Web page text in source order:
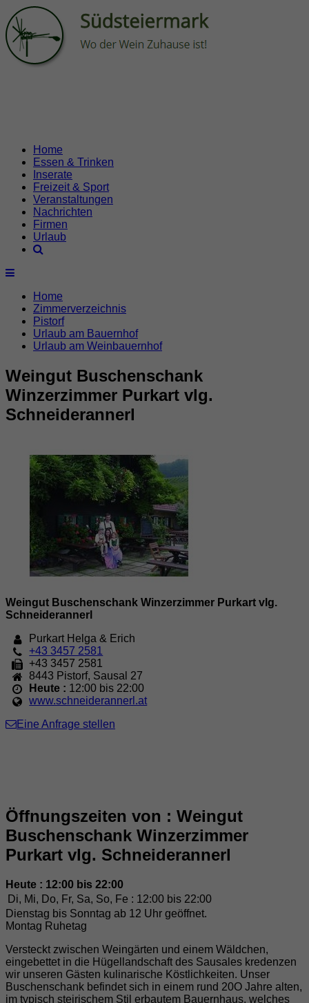
Home
Essen & Trinken
Inserate
Freizeit & Sport
Veranstaltungen
Nachrichten
Firmen
Urlaub
Home
Zimmerverzeichnis
Pistorf
Urlaub am Bauernhof
Urlaub am Weinbauernhof
Weingut Buschenschank
Winzerzimmer Purkart vlg.
Schneiderannerl
Weingut Buschenschank Winzerzimmer Purkart vlg.
Schneiderannerl
Purkart Helga & Erich
+43 3457 2581
+43 3457 2581
8443 Pistorf, Sausal 27
Heute : 12:00 bis 22:00
www.schneiderannerl.at
Eine Anfrage stellen
Öffnungszeiten von : Weingut
Buschenschank Winzerzimmer
Purkart vlg. Schneiderannerl
Heute : 12:00 bis 22:00
Di, Mi, Do, Fr, Sa, So, Fe : 12:00 bis 22:00
Dienstag bis Sonntag ab 12 Uhr geöffnet.
Montag Ruhetag
Versteckt zwischen Weingärten und einem Wäldchen,
eingebettet in die Hügellandschaft des Sausales kredenzen
wir unseren Gästen kulinarische Köstlichkeiten. Unser
Buschenschank befindet sich in einem rund 20O Jahre alten,
im typisch steirischem Stil erbautem Bauernhaus, welches